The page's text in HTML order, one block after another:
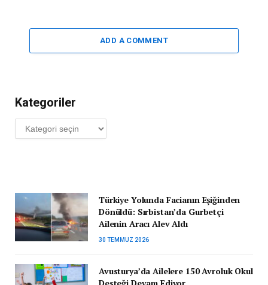
ADD A COMMENT
Kategoriler
Kategoriler
Türkiye Yolunda Facianın Eşiğinden
Dönüldü: Sırbistan’da Gurbetçi
Ailenin Aracı Alev Aldı
30 TEMMUZ 2026
Avusturya’da Ailelere 150 Avroluk Okul